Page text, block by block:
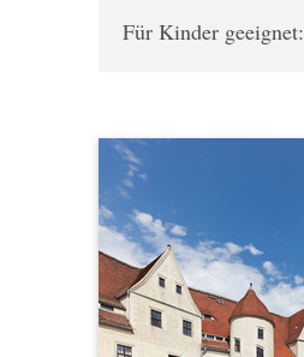
Für Kinder geeignet: